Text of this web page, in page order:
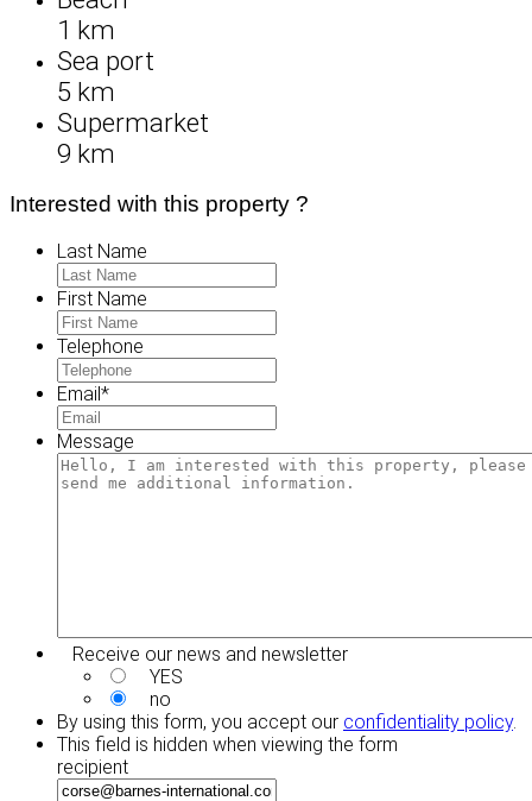
1 km
Sea port
5 km
Supermarket
9 km
Interested with this property ?
Last Name
First Name
Telephone
Email*
Message
Receive our news and newsletter
YES
no
By using this form, you accept our confidentiality policy.
This field is hidden when viewing the form
recipient